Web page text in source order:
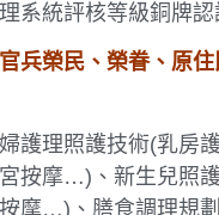
系統評核等級銅牌認
兵榮民、榮眷、原
護理照護技術(乳房
按摩…)、新生兒照
摩…)、膳食調理規